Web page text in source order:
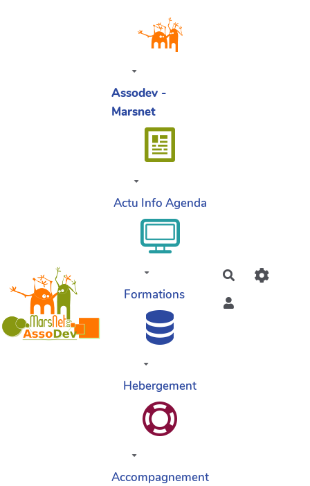
Assodev -
Marsnet
Actu Info Agenda
Formations
Hebergement
Accompagnement
Rechercher